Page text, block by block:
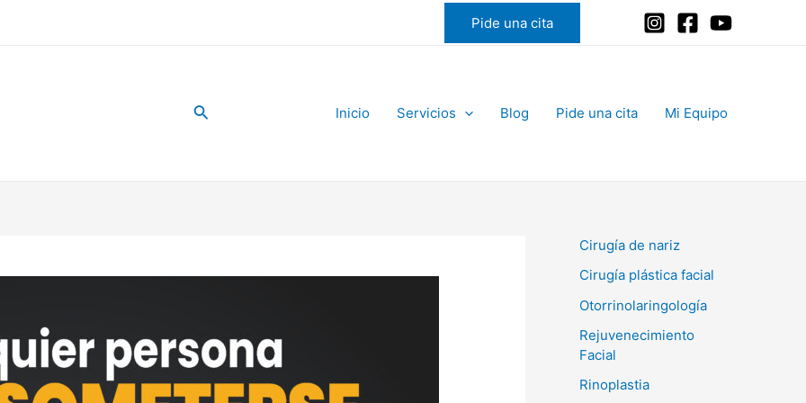
Pide una cita
Buscar Inicio Servicios Blog Pide una cita Mi Equipo
Cirugía de nariz
Cirugía plástica facial
Otorrinolaringología
Rejuvenecimiento
Facial
Rinoplastia